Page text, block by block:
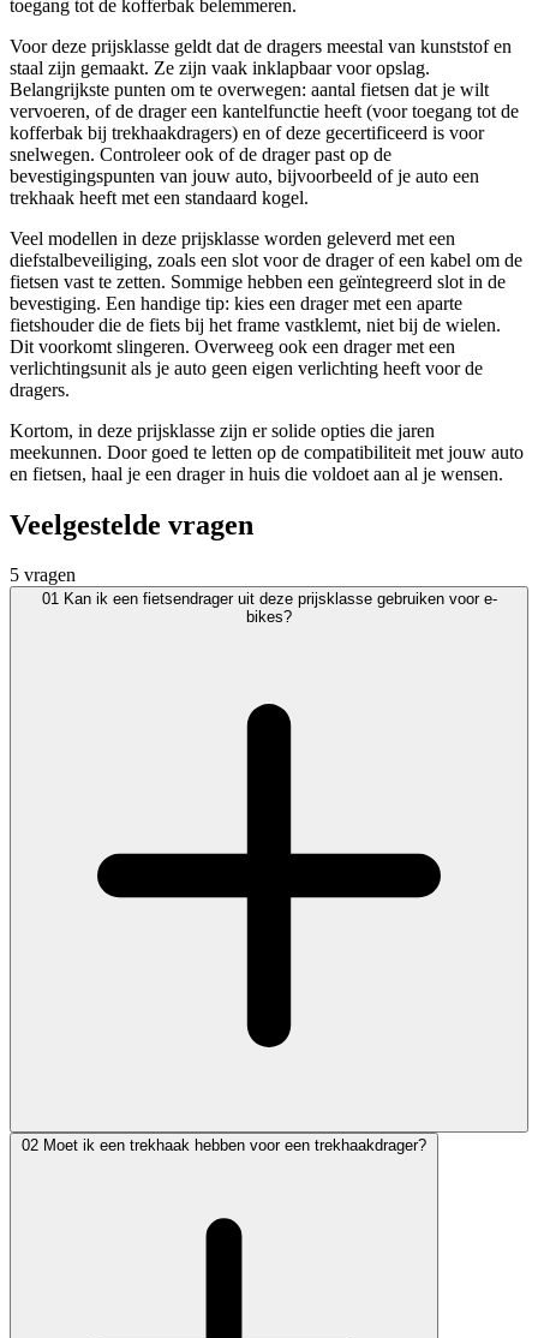
toegang tot de kofferbak belemmeren.
Voor deze prijsklasse geldt dat de dragers meestal van kunststof en
staal zijn gemaakt. Ze zijn vaak inklapbaar voor opslag.
Belangrijkste punten om te overwegen: aantal fietsen dat je wilt
vervoeren, of de drager een kantelfunctie heeft (voor toegang tot de
kofferbak bij trekhaakdragers) en of deze gecertificeerd is voor
snelwegen. Controleer ook of de drager past op de
bevestigingspunten van jouw auto, bijvoorbeeld of je auto een
trekhaak heeft met een standaard kogel.
Veel modellen in deze prijsklasse worden geleverd met een
diefstalbeveiliging, zoals een slot voor de drager of een kabel om de
fietsen vast te zetten. Sommige hebben een geïntegreerd slot in de
bevestiging. Een handige tip: kies een drager met een aparte
fietshouder die de fiets bij het frame vastklemt, niet bij de wielen.
Dit voorkomt slingeren. Overweeg ook een drager met een
verlichtingsunit als je auto geen eigen verlichting heeft voor de
dragers.
Kortom, in deze prijsklasse zijn er solide opties die jaren
meekunnen. Door goed te letten op de compatibiliteit met jouw auto
en fietsen, haal je een drager in huis die voldoet aan al je wensen.
Veelgestelde vragen
5 vragen
01 Kan ik een fietsendrager uit deze prijsklasse gebruiken voor e-
bikes?
02 Moet ik een trekhaak hebben voor een trekhaakdrager?